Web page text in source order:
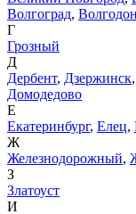
Волгоград,
Г
Грозный
Д
Дербент, Дзержинск,
Домодедово
Е
Екатеринбург, Елец,
Ж
Железнодорожный,
З
Златоуст
И